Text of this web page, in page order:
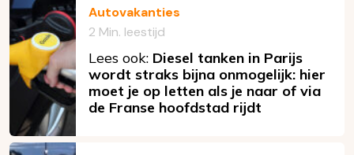
Autovakanties
2 Min. leestijd
Lees ook: Diesel tanken in Parijs
wordt straks bijna onmogelijk: hier
moet je op letten als je naar of via
de Franse hoofdstad rijdt